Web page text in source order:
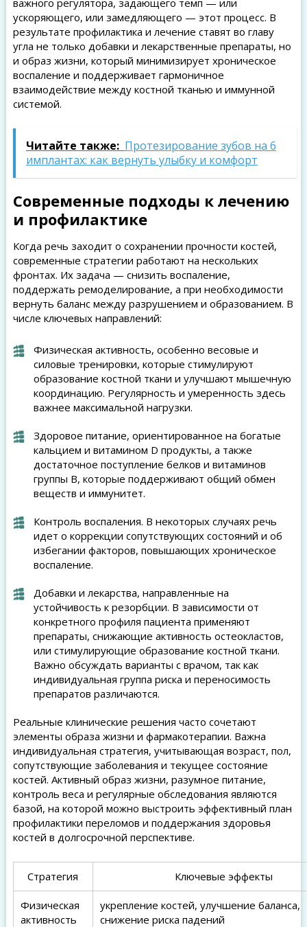
важного регулятора, задающего темп — или
ускоряющего, или замедляющего — этот процесс. В
результате профилактика и лечение ставят во главу
угла не только добавки и лекарственные препараты, но
и образ жизни, который минимизирует хроническое
воспаление и поддерживает гармоничное
взаимодействие между костной тканью и иммунной
системой.
Читайте также: Протезирование зубов на 6
имплантах: как вернуть улыбку и комфорт
Современные подходы к лечению
и профилактике
Когда речь заходит о сохранении прочности костей,
современные стратегии работают на нескольких
фронтах. Их задача — снизить воспаление,
поддержать ремоделирование, а при необходимости
вернуть баланс между разрушением и образованием. В
числе ключевых направлений:
Физическая активность, особенно весовые и
силовые тренировки, которые стимулируют
образование костной ткани и улучшают мышечную
координацию. Регулярность и умеренность здесь
важнее максимальной нагрузки.
Здоровое питание, ориентированное на богатые
кальцием и витамином D продукты, а также
достаточное поступление белков и витаминов
группы B, которые поддерживают общий обмен
веществ и иммунитет.
Контроль воспаления. В некоторых случаях речь
идет о коррекции сопутствующих состояний и об
избегании факторов, повышающих хроническое
воспаление.
Добавки и лекарства, направленные на
устойчивость к резорбции. В зависимости от
конкретного профиля пациента применяют
препараты, снижающие активность остеокластов,
или стимулирующие образование костной ткани.
Важно обсуждать варианты с врачом, так как
индивидуальная группа риска и переносимость
препаратов различаются.
Реальные клинические решения часто сочетают
элементы образа жизни и фармакотерапии. Важна
индивидуальная стратегия, учитывающая возраст, пол,
сопутствующие заболевания и текущее состояние
костей. Активный образ жизни, разумное питание,
контроль веса и регулярные обследования являются
базой, на которой можно выстроить эффективный план
профилактики переломов и поддержания здоровья
костей в долгосрочной перспективе.
Стратегия Ключевые эффекты
Физическая
активность
укрепление костей, улучшение баланса,
снижение риска падений